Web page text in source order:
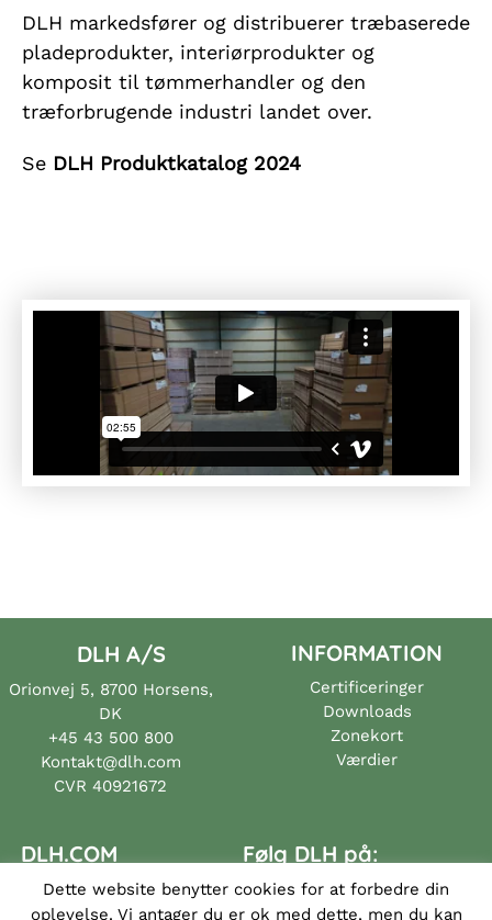
DLH markedsfører og distribuerer træbaserede
pladeprodukter, interiørprodukter og
komposit til tømmerhandler og den
træforbrugende industri landet over.
Se DLH Produktkatalog 2024
DLH A/S
Orionvej 5, 8700 Horsens,
DK
+45 43 500 800
Kontakt@dlh.com
CVR 40921672
INFORMATION
Certificeringer
Downloads
Zonekort
Værdier
DLH.COM
Partnere
Følg DLH på:
Dette website benytter cookies for at forbedre din
oplevelse. Vi antager du er ok med dette, men du kan